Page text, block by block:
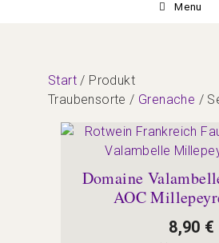
Menu
Start / Produkt
Traubensorte / Grenache /
Domaine
AOC
8,90 €